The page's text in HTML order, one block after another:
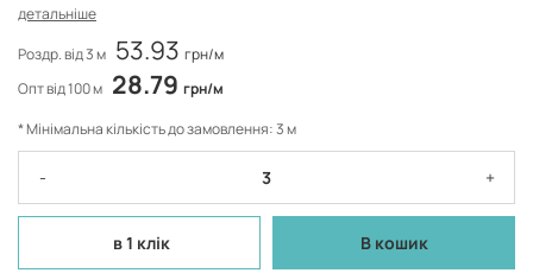
детальніше
Роздр. від 3 м 53.93 грн/м
Опт від 100 м 28.79 грн/м
* Мінімальна кількість до замовлення: 3 м
- +
в 1 клік В кошик